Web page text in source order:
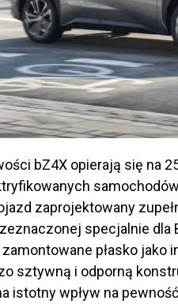
bZ4X opierają się na
zaprojektowany
specjalnie dla
płasko jako
sztywną i odporną
istotny wpływ na